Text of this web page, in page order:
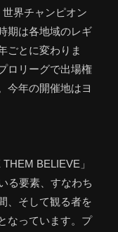
界チャンピオン
期は各地域のレギ
ごとに変わりま
ロリーグで出場権
今年の開催地はヨ
BELIEVE」
る要素、すなわち
、そして観る者を
なっています。プ